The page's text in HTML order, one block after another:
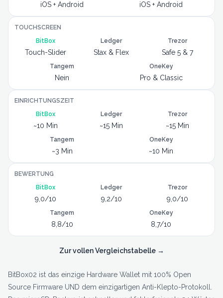
iOS + Android iOS + Android
TOUCHSCREEN
BitBox
Touch-Slider
Ledger
Stax & Flex
Trezor
Safe 5 & 7
Tangem
Nein
OneKey
Pro & Classic
EINRICHTUNGSZEIT
BitBox
~10 Min
Ledger
~15 Min
Trezor
~15 Min
Tangem
~3 Min
OneKey
~10 Min
BEWERTUNG
BitBox
9,0/10
Ledger
9,2/10
Trezor
9,0/10
Tangem
8,8/10
OneKey
8,7/10
Zur vollen Vergleichstabelle →
BitBox02 ist das einzige Hardware Wallet mit 100% Open
Source Firmware UND dem einzigartigen Anti-Klepto-Protokoll.